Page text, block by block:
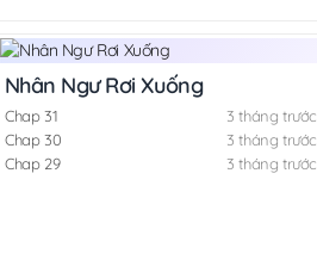
Nhân Ngư Rơi Xuống
Chap 31
3 tháng trước
Chap 30
3 tháng trước
Chap 29
3 tháng trước